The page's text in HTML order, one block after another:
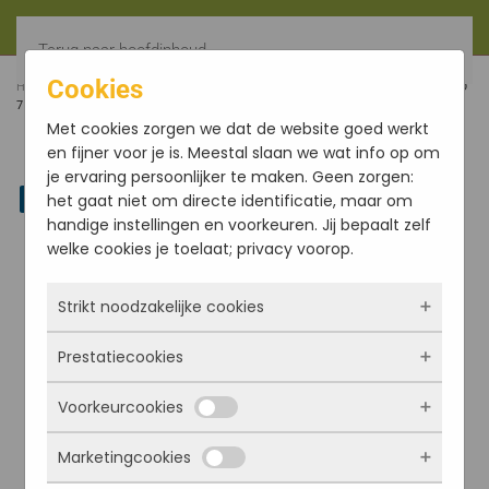
Terug naar hoofdinhoud
HOME FILTER
TINGSHA HOESJE KATOEN ORANJE/ROOD
7.5CM
Linkedin
Cookies
Met cookies zorgen we dat de website goed werkt
en fijner voor je is. Meestal slaan we wat info op om
je ervaring persoonlijker te maken. Geen zorgen:
het gaat niet om directe identificatie, maar om
handige instellingen en voorkeuren. Jij bepaalt zelf
welke cookies je toelaat; privacy voorop.
Strikt noodzakelijke cookies
Deze cookies zorgen ervoor dat de website
überhaupt werkt. Ze zijn dus altijd actief en
kunnen niet worden uitgezet. Meestal worden
ze alleen geplaatst als jij iets doet, zoals
inloggen, een formulier invullen of je
Prestatiecookies
Met deze cookies zien we hoe vaak onze site
bezocht wordt, waar bezoekers vandaan
komen en welke pagina’s populair zijn. Zo
Voorkeurcookies
Deze cookies onthouden jouw voorkeuren.
Marketingcookies